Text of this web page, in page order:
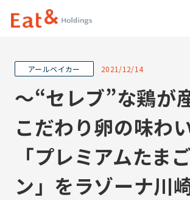
サイト内検索
パーパス
企業情報
2021/12/14
～“セレブ”な鶏が
こだわり卵の味わ
「プレミアムたま
ン」をラゾーナ川